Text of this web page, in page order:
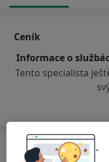
Ceník
Informace o
Tento specialista
Adresa